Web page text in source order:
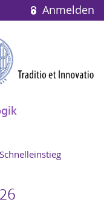
Anmelden
Schnelleinstieg